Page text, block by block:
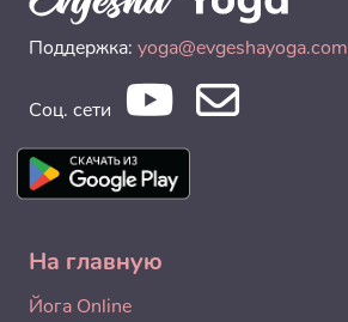
Поддержка: yoga@evgeshayoga.com
Соц. сети
На главную
Йога Online